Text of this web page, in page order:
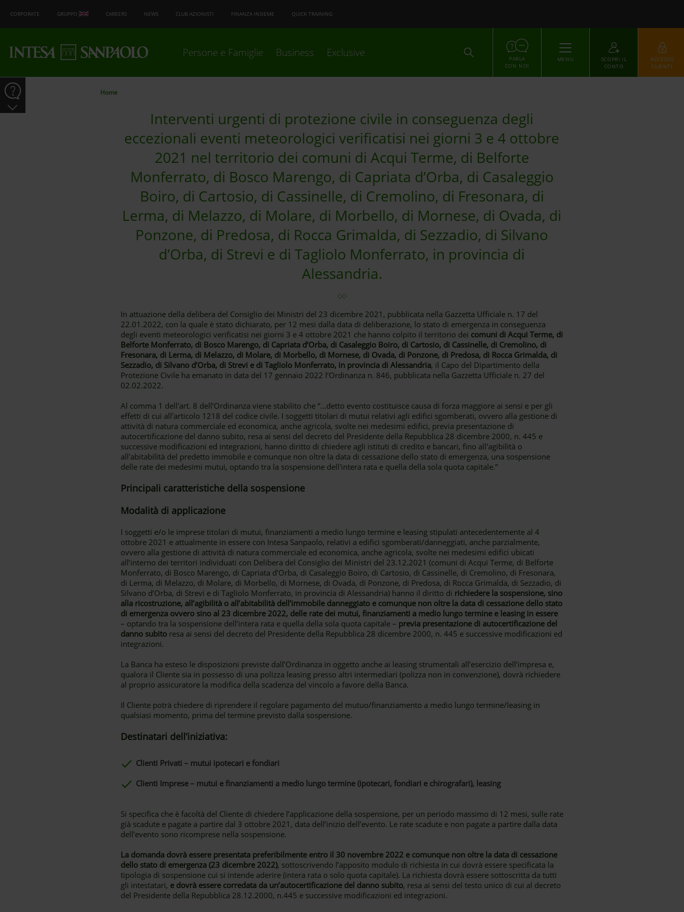
CORPORATE GRUPPO CAREERS NEWS CLUB AZIONISTI FINANZA INSIEME QUICK TRAINING
Persone e Famiglie Business Exclusive ACCEDI
PARLA
CON NOI
MENU
SCOPRI IL
CONTO
ACCESSO
CLIENTI
Home
Interventi urgenti di protezione civile in conseguenza degli
eccezionali eventi meteorologici verificatisi nei giorni 3 e 4 ottobre
2021 nel territorio dei comuni di Acqui Terme, di Belforte
Monferrato, di Bosco Marengo, di Capriata d’Orba, di Casaleggio
Boiro, di Cartosio, di Cassinelle, di Cremolino, di Fresonara, di
Lerma, di Melazzo, di Molare, di Morbello, di Mornese, di Ovada, di
Ponzone, di Predosa, di Rocca Grimalda, di Sezzadio, di Silvano
d’Orba, di Strevi e di Tagliolo Monferrato, in provincia di
Alessandria.
In attuazione della delibera del Consiglio dei Ministri del 23 dicembre 2021, pubblicata nella Gazzetta Ufficiale n. 17 del
22.01.2022, con la quale è stato dichiarato, per 12 mesi dalla data di deliberazione, lo stato di emergenza in conseguenza
degli eventi meteorologici verificatisi nei giorni 3 e 4 ottobre 2021 che hanno colpito il territorio dei comuni di Acqui Terme, di
Belforte Monferrato, di Bosco Marengo, di Capriata d’Orba, di Casaleggio Boiro, di Cartosio, di Cassinelle, di Cremolino, di
Fresonara, di Lerma, di Melazzo, di Molare, di Morbello, di Mornese, di Ovada, di Ponzone, di Predosa, di Rocca Grimalda, di
Sezzadio, di Silvano d’Orba, di Strevi e di Tagliolo Monferrato, in provincia di Alessandria, il Capo del Dipartimento della
Protezione Civile ha emanato in data del 17 gennaio 2022 l’Ordinanza n. 846, pubblicata nella Gazzetta Ufficiale n. 27 del
02.02.2022.
Al comma 1 dell'art. 8 dell’Ordinanza viene stabilito che “…detto evento costituisce causa di forza maggiore ai sensi e per gli
effetti di cui all'articolo 1218 del codice civile. I soggetti titolari di mutui relativi agli edifici sgomberati, ovvero alla gestione di
attività di natura commerciale ed economica, anche agricola, svolte nei medesimi edifici, previa presentazione di
autocertificazione del danno subito, resa ai sensi del decreto del Presidente della Repubblica 28 dicembre 2000, n. 445 e
successive modificazioni ed integrazioni, hanno diritto di chiedere agli istituti di credito e bancari, fino all'agibilità o
all'abitabilità del predetto immobile e comunque non oltre la data di cessazione dello stato di emergenza, una sospensione
delle rate dei medesimi mutui, optando tra la sospensione dell'intera rata e quella della sola quota capitale.”
Principali caratteristiche della sospensione
Modalità di applicazione
I soggetti e/o le imprese titolari di mutui, finanziamenti a medio lungo termine e leasing stipulati antecedentemente al 4
ottobre 2021 e attualmente in essere con Intesa Sanpaolo, relativi a edifici sgomberati/danneggiati, anche parzialmente,
ovvero alla gestione di attività di natura commerciale ed economica, anche agricola, svolte nei medesimi edifici ubicati
all’interno dei territori individuati con Delibera del Consiglio dei Ministri del 23.12.2021 (comuni di Acqui Terme, di Belforte
Monferrato, di Bosco Marengo, di Capriata d’Orba, di Casaleggio Boiro, di Cartosio, di Cassinelle, di Cremolino, di Fresonara,
di Lerma, di Melazzo, di Molare, di Morbello, di Mornese, di Ovada, di Ponzone, di Predosa, di Rocca Grimalda, di Sezzadio, di
Silvano d’Orba, di Strevi e di Tagliolo Monferrato, in provincia di Alessandria) hanno il diritto di richiedere la sospensione, sino
alla ricostruzione, all’agibilità o all’abitabilità dell’immobile danneggiato e comunque non oltre la data di cessazione dello stato
di emergenza ovvero sino al 23 dicembre 2022, delle rate dei mutui, finanziamenti a medio lungo termine e leasing in essere
– optando tra la sospensione dell’intera rata e quella della sola quota capitale – previa presentazione di autocertificazione del
danno subitoresa ai sensi del decreto del Presidente della Repubblica 28 dicembre 2000, n. 445 e successive modificazioni ed
integrazioni.
La Banca ha esteso le disposizioni previste dall’Ordinanza in oggetto anche ai leasing strumentali all’esercizio dell’impresa e,
qualora il Cliente sia in possesso di una polizza leasing presso altri intermediari (polizza non in convenzione), dovrà richiedere
al proprio assicuratore la modifica della scadenza del vincolo a favore della Banca.
Il Cliente potrà chiedere di riprendere il regolare pagamento del mutuo/finanziamento a medio lungo termine/leasing in
qualsiasi momento, prima del termine previsto dalla sospensione.
Destinatari dell’iniziativa:
Clienti Privati – mutui ipotecari e fondiari
Clienti Imprese – mutui e finanziamenti a medio lungo termine (ipotecari, fondiari e chirografari), leasing
Si specifica che è facoltà del Cliente di chiedere l’applicazione della sospensione, per un periodo massimo di 12 mesi, sulle rate
già scadute e pagate a partire dal 3 ottobre 2021, data dell’inizio dell’evento. Le rate scadute e non pagate a partire dalla data
dell’evento sono ricomprese nella sospensione.
La domanda dovrà essere presentata preferibilmente entro il 30 novembre 2022 e comunque non oltre la data di cessazione
dello stato di emergenza (23 dicembre 2022), sottoscrivendo l’apposito modulo di richiesta in cui dovrà essere specificata la
tipologia di sospensione cui si intende aderire (intera rata o solo quota capitale). La richiesta dovrà essere sottoscritta da tutti
gli intestatari, e dovrà essere corredata da un’autocertificazione del danno subito, resa ai sensi del testo unico di cui al decreto
del Presidente della Repubblica 28.12.2000, n.445 e successive modificazioni ed integrazioni.